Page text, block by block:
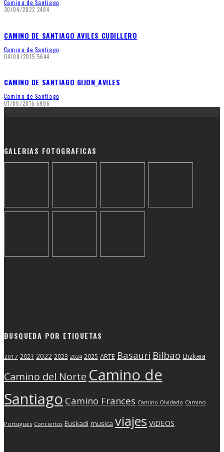
Camino de Santiago
30/04/2022 2484
CAMINO DE SANTIAGO AVILES CUDILLERO
Camino de Santiago
04/08/2015 5644
CAMINO DE SANTIAGO GIJON_AVILES
Camino de Santiago
01/08/2015 5986
GALERIAS FOTOGRAFICAS
BUSQUEDA POR ETIQUETAS
2017 2021 2022 2023 2024 2025 ARTE Basauri Bilbao Bizkaia
Camino del Norte Camino de
Santiago Camino Frances Camino Olvidado Camino
Portugues Conciertos Euskadi musica viajes ViDEOS